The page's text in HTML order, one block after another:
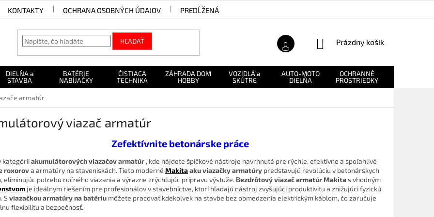
KONTAKTY OCHRANA OSOBNÝCH ÚDAJOV PREDĹŽENÁ ZÁRUKA
HĽADAŤ
NÁKUPNÝ
Prázdny košík
DIELŇA a
STAVBA
BATÉRIE
NABÍJAČKY
ČISTIACA
TECHNIKA
ZÁHRADA DOM
HOBBY
VOZIDLÁ a
SKÚTRE
AUTO-MOTO
DIELŇA
OCHRANNÉ
PROSTRIEDKY
armatúr
viazač armatúr
Zefektívnite betonárske práce
kategóriiakumulátorových viazačov armatúr , kde nájdete špičkové nástroje navrhnuté pre rýchle, efektívne a spoľahlivé
roxorova armatúry na staveniskách. Tieto moderné Makitaaku viazačky armatúry predstavujú revolúciu v betonárskych
eliminujúc potrebu ručného viazania a výrazne zrýchľujúc prípravu výstuže. Bezdrôtový viazač armatúrMakitas vhodným
je ideálnym riešením pre profesionálov v stavebníctve, ktorí hľadajú nástroj zvyšujúci produktivitu a znižujúci fyzickú
S viazačkou armatúry na batériu môžete pracovať kdekoľvek na stavbe bez obmedzenia elektrickým káblom, čo zaručuje
flexibilitu a bezpečnosť.